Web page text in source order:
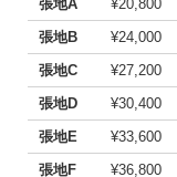
張地A
¥20,800
張地B
¥24,000
張地C
¥27,200
張地D
¥30,400
張地E
¥33,600
張地F
¥36,800